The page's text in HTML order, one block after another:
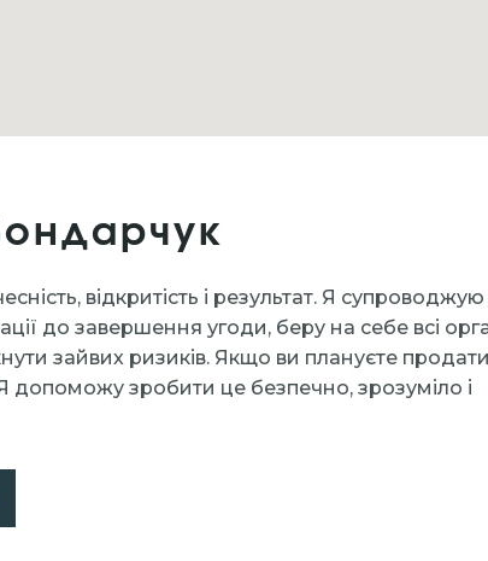
відкритість і результат. Я
до завершення угоди, беру на себе всі
зайвих ризиків. Якщо ви плануєте
допоможу зробити це безпечно, зрозуміло і